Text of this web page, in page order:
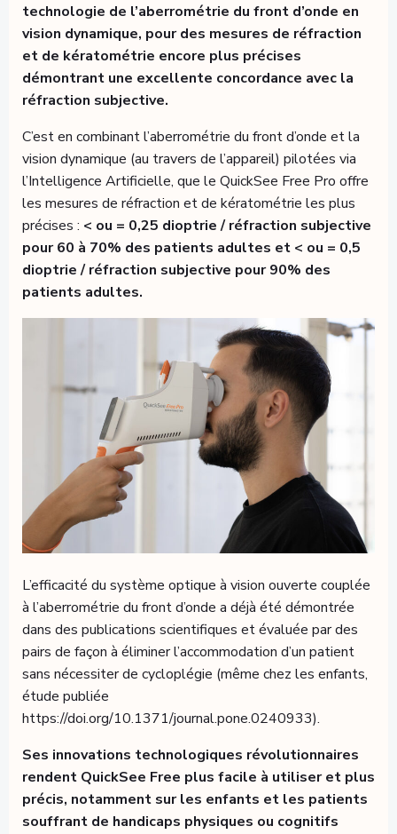
technologie de l’aberrométrie du front d’onde en
vision dynamique, pour des mesures de réfraction
et de kératométrie encore plus précises
démontrant une excellente concordance avec la
réfraction subjective.
C’est en combinant l’aberrométrie du front d’onde et la
vision dynamique (au travers de l’appareil) pilotées via
l’Intelligence Artificielle, que le QuickSee Free Pro offre
les mesures de réfraction et de kératométrie les plus
précises : < ou = 0,25 dioptrie / réfraction subjective
pour 60 à 70% des patients adultes et < ou = 0,5
dioptrie / réfraction subjective pour 90% des
patients adultes.
L’efficacité du système optique à vision ouverte couplée
à l’aberrométrie du front d’onde a déjà été démontrée
dans des publications scientifiques et évaluée par des
pairs de façon à éliminer l’accommodation d’un patient
sans nécessiter de cycloplégie (même chez les enfants,
étude publiée
https://doi.org/10.1371/journal.pone.0240933).
Ses innovations technologiques révolutionnaires
rendent QuickSee Free plus facile à utiliser et plus
précis, notamment sur les enfants et les patients
souffrant de handicaps physiques ou cognitifs